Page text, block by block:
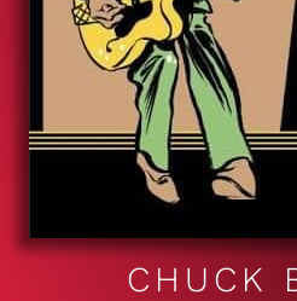
CHUCK